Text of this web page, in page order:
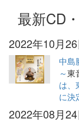
最新CD
2022年10月
中島
～東
は、
に決
2022年08月